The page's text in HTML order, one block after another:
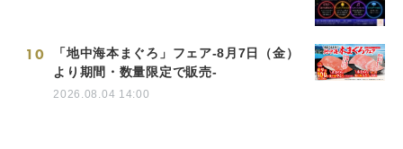
10
「地中海本まぐろ」フェア-8月7日（金）
より期間・数量限定で販売-
2026.08.04 14:00